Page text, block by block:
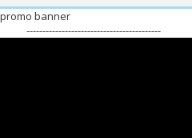
------------------------------------------